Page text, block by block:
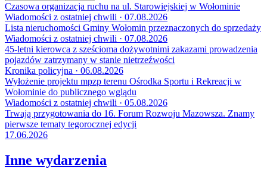
Czasowa organizacja ruchu na ul. Starowiejskiej w Wołominie
Wiadomości z ostatniej chwili · 07.08.2026
Lista nieruchomości Gminy Wołomin przeznaczonych do sprzedaży
Wiadomości z ostatniej chwili · 07.08.2026
45-letni kierowca z sześcioma dożywotnimi zakazami prowadzenia
pojazdów zatrzymany w stanie nietrzeźwości
Kronika policyjna · 06.08.2026
Wyłożenie projektu mpzp terenu Ośrodka Sportu i Rekreacji w
Wołominie do publicznego wglądu
Wiadomości z ostatniej chwili · 05.08.2026
Trwają przygotowania do 16. Forum Rozwoju Mazowsza. Znamy
pierwsze tematy tegorocznej edycji
17.06.2026
Inne wydarzenia